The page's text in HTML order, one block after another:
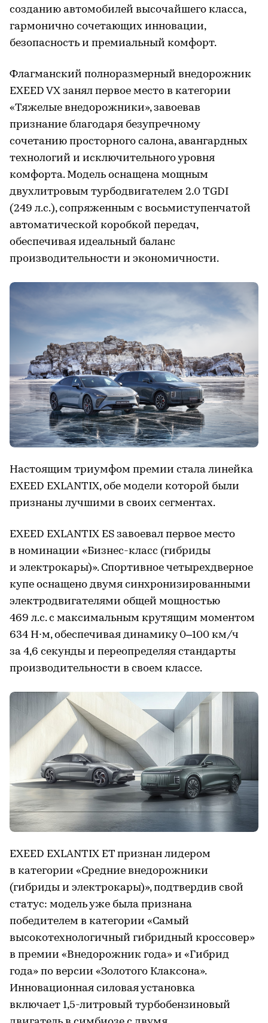
созданию автомобилей высочайшего класса,
гармонично сочетающих инновации,
безопасность и премиальный комфорт.
Флагманский полноразмерный внедорожник
EXEED VX занял первое место в категории
«Тяжелые внедорожники», завоевав
признание благодаря безупречному
сочетанию просторного салона, авангардных
технологий и исключительного уровня
комфорта. Модель оснащена мощным
двухлитровым турбодвигателем 2.0 TGDI
(249 л.с.), сопряженным с восьмиступенчатой
автоматической коробкой передач,
обеспечивая идеальный баланс
производительности и экономичности.
Настоящим триумфом премии стала линейка
EXEED EXLANTIX, обе модели которой были
признаны лучшими в своих сегментах.
EXEED EXLANTIX ES завоевал первое место
в номинации «Бизнес-класс (гибриды
и электрокары)». Спортивное четырехдверное
купе оснащено двумя синхронизированными
электродвигателями общей мощностью
469 л.с. с максимальным крутящим моментом
634 Н∙м, обеспечивая динамику 0–100 км/ч
за 4,6 секунды и переопределяя стандарты
производительности в своем классе.
EXEED EXLANTIX ET признан лидером
в категории «Средние внедорожники
(гибриды и электрокары)», подтвердив свой
статус: модель уже была признана
победителем в категории «Самый
высокотехнологичный гибридный кроссовер»
в премии «Внедорожник года» и «Гибрид
года» по версии «Золотого Клаксона».
Инновационная силовая установка
включает 1,5-литровый турбобензиновый